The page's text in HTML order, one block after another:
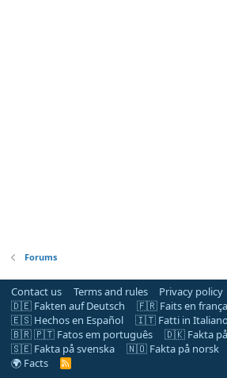
Forums
Contact us Terms and rules Privacy policy
🇩🇪 Fakten auf Deutsch
🇫🇷 Faits en
🇪🇸 Hechos en Español
🇮🇹 Fatti in Italiano
🇧🇷 🇵🇹 Fatos em português
🇩🇰 Fakta
🇸🇪 Fakta på svenska
🇳🇴 Fakta på norsk
🌍 Facts
R